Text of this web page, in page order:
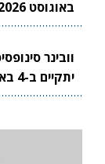
באוגוסט 2026
יתקיים ב-4 באוגוסט 2026